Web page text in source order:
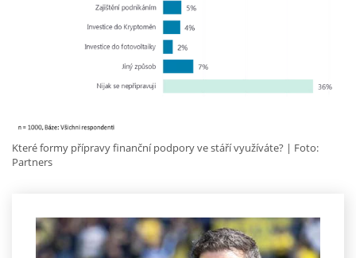
Které formy přípravy finanční podpory ve stáří využíváte?
Foto:
Partners